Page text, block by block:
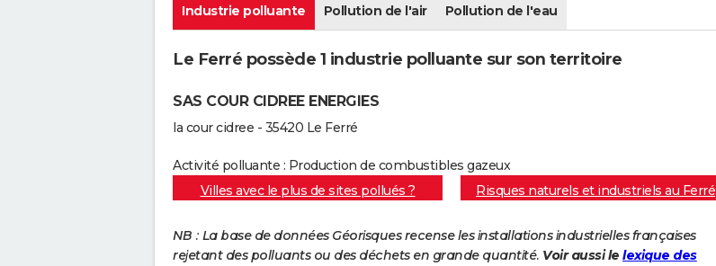
Industrie polluante Pollution de l'air Pollution de l'eau
Le Ferré possède 1 industrie polluante sur son territoire
SAS COUR CIDREE ENERGIES
la cour cidree - 35420 Le Ferré
Activité polluante : Production de combustibles gazeux
Villes avec le plus de sites pollués ?
Risques naturels et industriels au Ferré
NB : La base de données Géorisques recense les installations industrielles françaises
rejetant des polluants ou des déchets en grande quantité. Voir aussi le lexique des